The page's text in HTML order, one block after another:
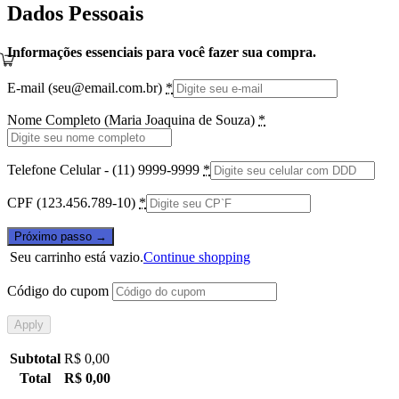
Dados Pessoais
Informações essenciais para você fazer sua compra.
E-mail (seu@email.com.br) *
Nome Completo (Maria Joaquina de Souza) *
Telefone Celular - (11) 9999-9999 *
CPF (123.456.789-10) *
Próximo passo →
Seu carrinho está vazio.Continue shopping
Código do cupom
Apply
Subtotal R$ 0,00
Total
R$ 0,00